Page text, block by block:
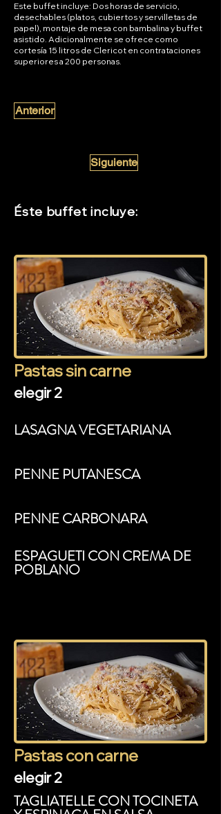
Este buffet incluye: Dos horas de servicio,
desechables (platos, cubiertos y servilletas de
papel), montaje de mesa con bambalina y buffet
asistido. Adicionalmente se ofrece como
cortesía 15 litros de Clericot en contrataciones
superiores a 200 personas.
Anterior
Siguiente
Éste buffet incluye:
Pastas sin carne
elegir 2
LASAGNA VEGETARIANA
PENNE PUTANESCA
PENNE CARBONARA
ESPAGUETI CON CREMA DE
POBLANO
CUATRO QUESOS
CHAMPIÑONES
FUSSILI CON SALSA MORRON
ESPAGUETTI AGLIO E OLIO
Pastas con carne
elegir 2
TAGLIATELLE CON TOCINETA